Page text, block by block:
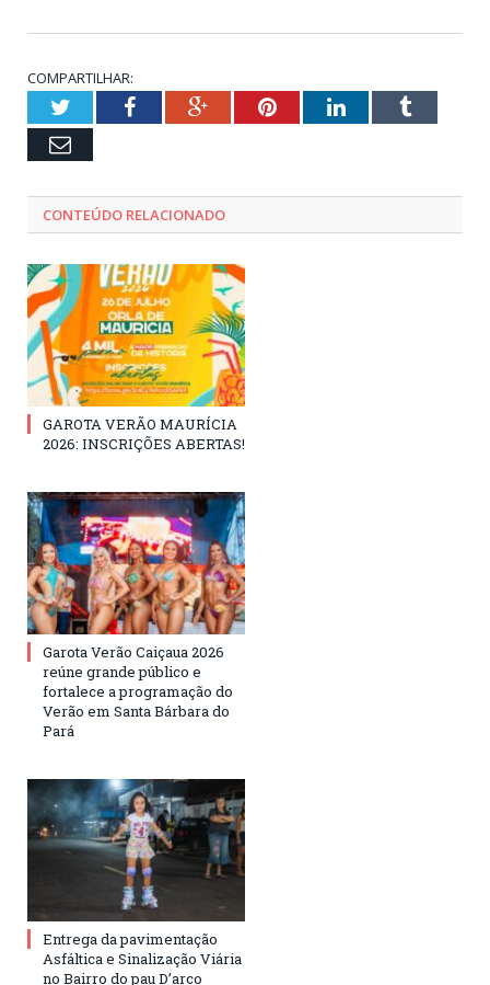
COMPARTILHAR:
TwitterFacebookGoogle+PinterestLinkedInTumblr
Email
CONTEÚDO RELACIONADO
GAROTA VERÃO MAURÍCIA
2026: INSCRIÇÕES ABERTAS!
Garota Verão Caiçaua 2026
reúne grande público e
fortalece a programação do
Verão em Santa Bárbara do
Pará
Entrega da pavimentação
Asfáltica e Sinalização Viária
no Bairro do pau D’arco